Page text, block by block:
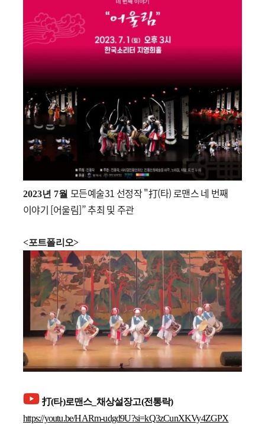
2023년 7월 모든예술31 선정작 "打(타) 로맨스 네 번째
이야기 [어울림]” 추최 및 주관
<포트폴리오>
打(타)로맨스_채상설장고(전통락)
https://youtu.be/HARm-udgd9U?si=kQ3zCunXKVy4ZGPX